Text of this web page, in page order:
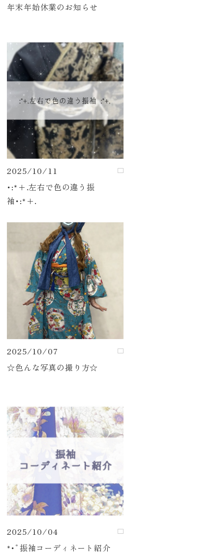
年末年始休業のお知らせ
2025/10/11
･:*+.左右で色の違う振
袖･:*+.
2025/10/07
☆色んな写真の撮り方☆
2025/10/04
*･ﾟ振袖コーディネート紹介